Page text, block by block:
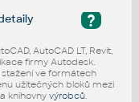
?
AutoCAD LT, Revit,
firmy Autodesk.
stažení ve formátech
užitečných bloků mezi
knihovny výrobců.